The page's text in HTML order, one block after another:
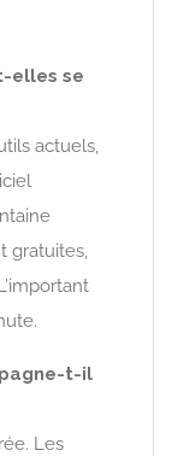
elles se
actuels,
gratuites,
t-il
Les